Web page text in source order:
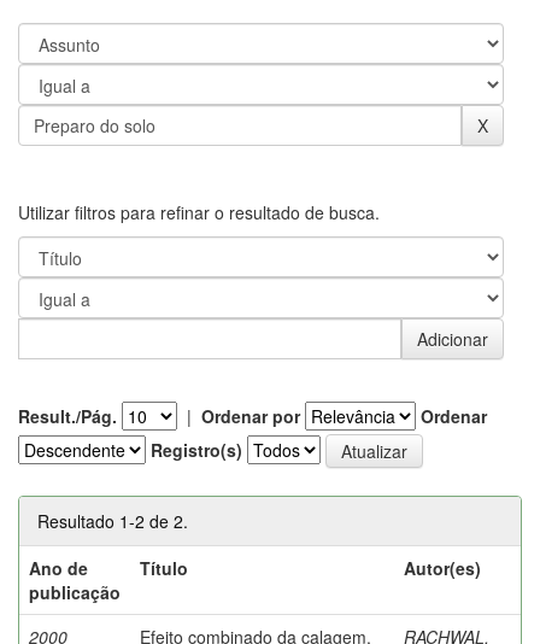
Utilizar filtros para refinar o resultado de busca.
Result./Pág. | Ordenar por
Ordenar
Registro(s)
Resultado 1-2 de 2.
Ano de
publicação
Título Autor(es)
2000
Efeito combinado da calagem,
RACHWAL,